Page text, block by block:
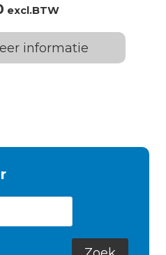
excl.BTW
informatie